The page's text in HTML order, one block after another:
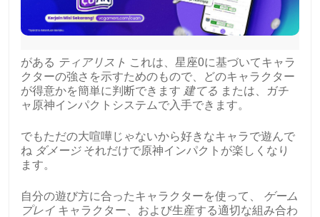
がある ティアリスト これは、星座0に基づいてキャラ
クターの強さを示すためのもので、どのキャラクター
が得意かを簡単に判断できます 建てる または、ガチ
ャ原神インパクトシステムで入手できます。
でもただの大喧嘩じゃないから好きなキャラで遊んで
ね ダメージ それだけで原神インパクトが楽しくなり
ます。
自分の遊び方に合ったキャラクターを使って、 ゲーム
プレイ キャラクター、および生産する適切な組み合わ